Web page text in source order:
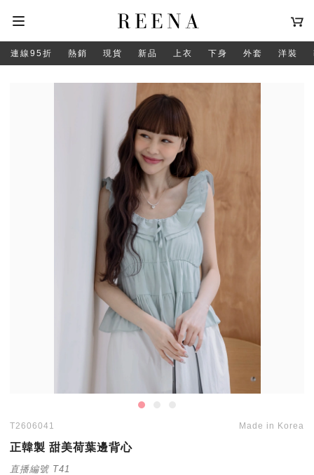
連線95折 熱銷 現貨 新品 上衣 下身 外套 洋裝
T2606041 Made in Korea
正韓製 甜美荷葉邊背心
直播編號 T41